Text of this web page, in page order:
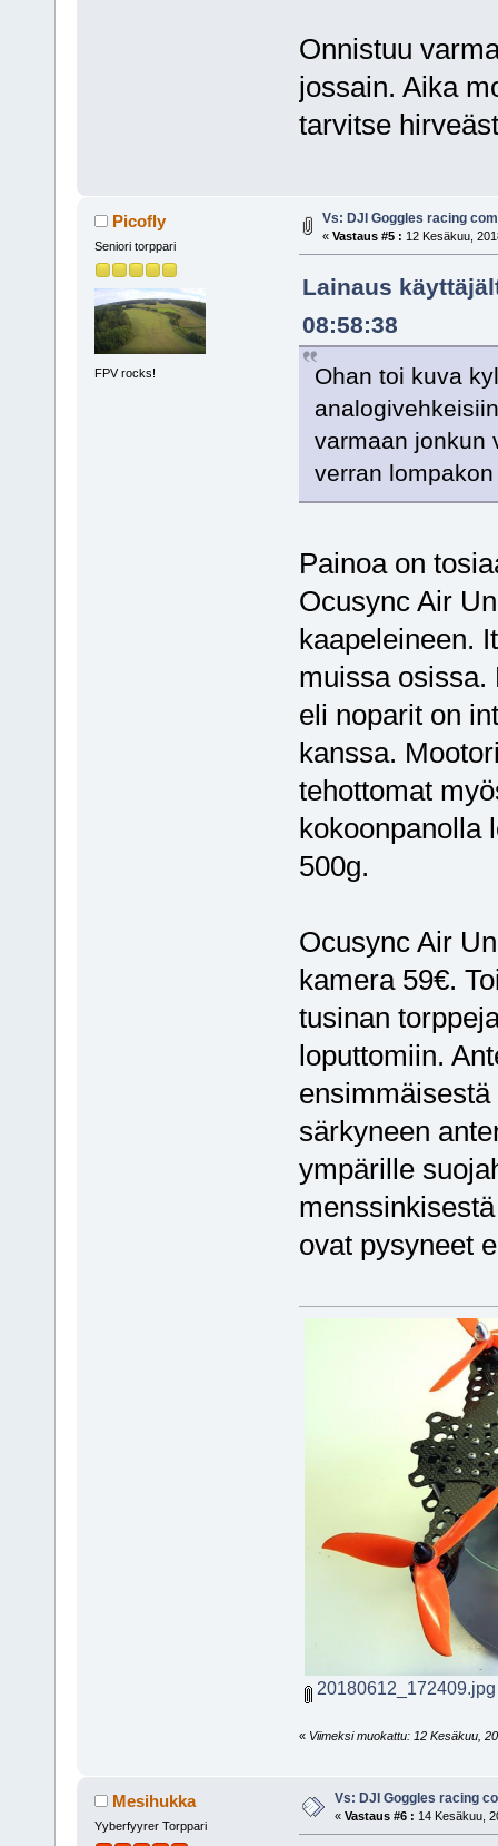
Onnistuu
jossain. Aika
tarvitse
Picofly
Seniori torppari
FPV rocks!
Vs: DJI Goggles racing
« Vastaus #5 : 12 Kesäkuu,
Lainaus
08:58:38
Ohan toi kuva
varmaan jonkun
verran
Painoa on
Ocusync Air
kaapeleineen.
muissa osissa.
eli noparit on
kanssa.
tehottomat
kokoonpanolla
500g.
Ocusync Air
kamera 59€.
tusinan
loputtomiin.
särkyneen
ympärille
ovat pysyneet
20180612_172409.jpg
« Viimeksi muokattu: 12 Kesäkuu,
Mesihukka
Yyberfyyrer Torppari
Vs: DJI Goggles racing
« Vastaus #6 : 14 Kesäkuu,